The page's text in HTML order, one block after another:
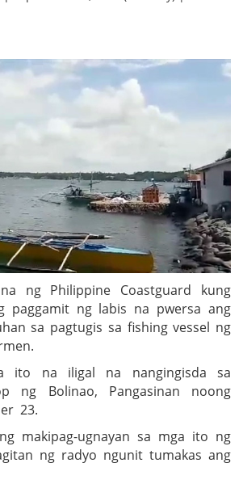
ng Philippine Coastguard kung
paggamit ng labis na pwersa ang
sa pagtugis sa fishing vessel ng
ito na iligal na nangingisda sa
ng Bolinao, Pangasinan noong
23.
makipag-ugnayan sa mga ito ng
ng radyo ngunit tumakas ang